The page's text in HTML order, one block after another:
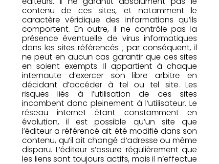
contenu de ces sites, et notamment le
caractère véridique des informations qu’ils
comportent. En outre, il ne contrôle pas la
présence éventuelle de virus informatiques
dans les sites référencés ; par conséquent, il
ne peut en aucun cas garantir que ces sites
en soient exempts. Il appartient à chaque
internaute d’exercer son libre arbitre en
décidant d’accéder à tel ou tel site. Les
risques liés à l’utilisation de ces sites
incombent donc pleinement à l’utilisateur. Le
réseau internet étant constamment en
évolution, il est possible qu’un site que
l’éditeur a référencé ait été modifié dans son
contenu, qu’il ait changé d’adresse ou même
disparu. L’éditeur s’assure régulièrement que
les liens sont toujours actifs, mais il n’effectue